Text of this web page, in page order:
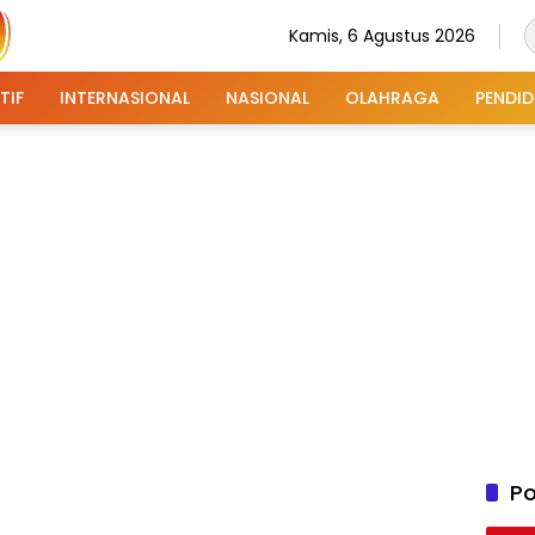
Kamis, 6 Agustus 2026
INTERNASIONAL NASIONAL OLAHRAGA